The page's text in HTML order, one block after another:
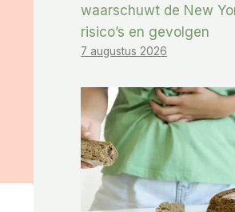
waarschuwt de New
risico’s en gevolgen
7 augustus 2026